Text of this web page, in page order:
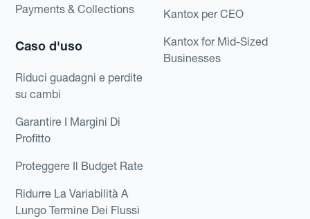
Payments & Collections
Caso d'uso
Riduci guadagni e perdite
su cambi
Garantire I Margini Di
Profitto
Proteggere Il Budget Rate
Ridurre La Variabilità A
Lungo Termine Dei Flussi
Kantox per CEO
Kantox for Mid-Sized
Businesses